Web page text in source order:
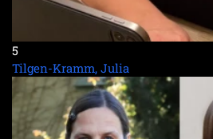
5
Tilgen-Kramm, Julia